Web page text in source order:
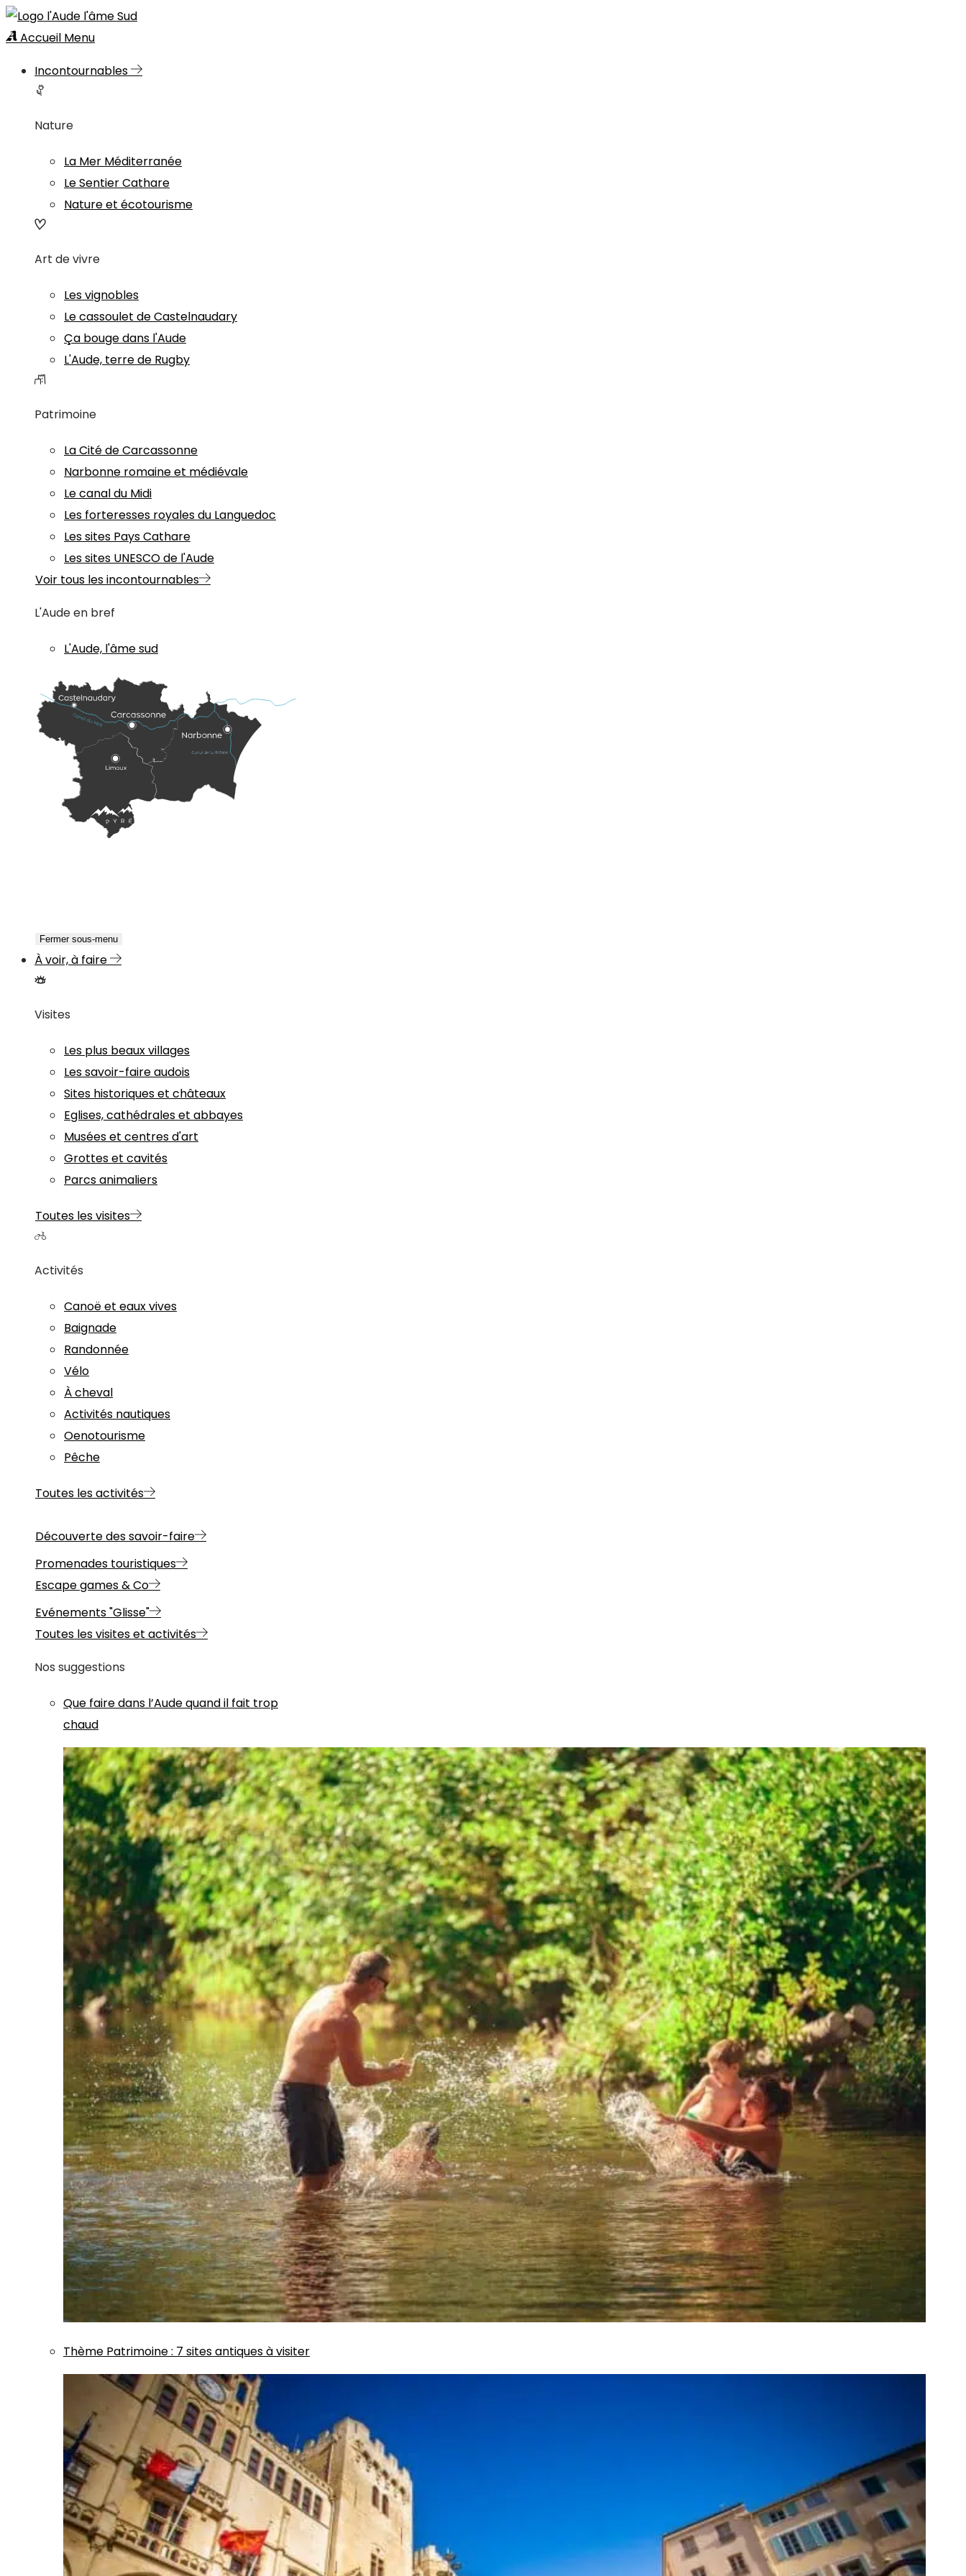
Accueil Menu
Incontournables
Nature
La Mer Méditerranée
Le Sentier Cathare
Nature et écotourisme
Art de vivre
Les vignobles
Le cassoulet de Castelnaudary
Ça bouge dans l'Aude
L'Aude, terre de Rugby
Patrimoine
La Cité de Carcassonne
Narbonne romaine et médiévale
Le canal du Midi
Les forteresses royales du Languedoc
Les sites Pays Cathare
Les sites UNESCO de l'Aude
Voir tous les incontournables
L'Aude en bref
L'Aude, l'âme sud
Fermer sous-menu
À voir, à faire
Visites
Les plus beaux villages
Les savoir-faire audois
Sites historiques et châteaux
Eglises, cathédrales et abbayes
Musées et centres d'art
Grottes et cavités
Parcs animaliers
Toutes les visites
Activités
Canoë et eaux vives
Baignade
Randonnée
Vélo
À cheval
Activités nautiques
Oenotourisme
Pêche
Toutes les activités
Découverte des savoir-faire
Promenades touristiques
Escape games & Co
Evénements "Glisse"
Toutes les visites et activités
Nos suggestions
Que faire dans l’Aude quand il fait trop
chaud
Thème Patrimoine: 7 sites antiques à visiter